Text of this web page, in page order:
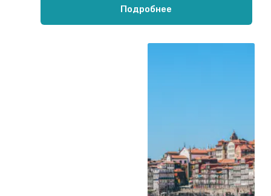
Подробнее